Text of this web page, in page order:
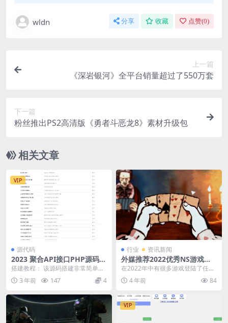
wldn 分享 收藏 点赞(0)
上一篇
《深岩银河》全平台销量超过了550万套
下一篇
粉丝推出PS2高清版《勇者斗恶龙8》素材升级包
相关文章
VIP
源代码
2023 聚合API接口PHP源码 v
1.4.5
搭建教程： 该源码搭建非常简单，
直接上传解压缩文件即可访问，PH
P环境版本5.6...
3 年前 147 4
行业 资讯新闻
外媒推荐2022优秀NS游戏：
千爵史诗、喷射战士3等
在2022年中有很多游戏登陆了任天
堂Switch平台，很多玩家都想知道
今年有哪些...
4 年前 84
VIP